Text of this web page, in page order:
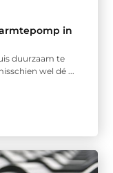
in
duurzaam te
wel dé ...